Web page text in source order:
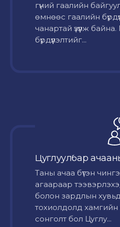
гүний гаалийн
өмнөөс гаалийн
чанартай үзүүлж
бүрдүүлэлтийг...
Цуглуулбар
Таны ачаа бүтэн
агаараар
болон зардлын
тохиолдолд хамгийн
сонголт бол Цуглу...